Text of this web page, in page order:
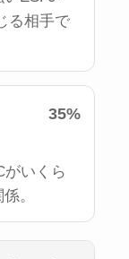
る相手で
35%
がいくら
。